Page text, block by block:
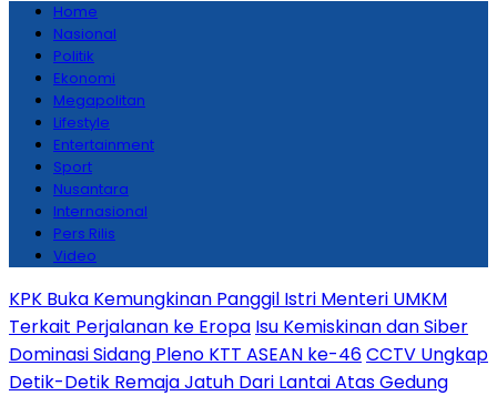
Home
Nasional
Politik
Ekonomi
Megapolitan
Lifestyle
Entertainment
Sport
Nusantara
Internasional
Pers Rilis
Video
KPK Buka Kemungkinan Panggil Istri Menteri UMKM
Terkait Perjalanan ke Eropa Isu Kemiskinan dan Siber
Dominasi Sidang Pleno KTT ASEAN ke-46CCTV Ungkap
Detik-Detik Remaja Jatuh Dari Lantai Atas Gedung